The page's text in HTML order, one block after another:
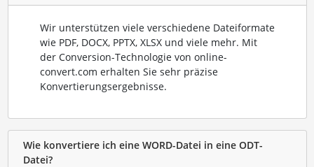
Wir unterstützen viele verschiedene Dateiformate
wie PDF, DOCX, PPTX, XLSX und viele mehr. Mit
der Conversion-Technologie von online-
convert.com erhalten Sie sehr präzise
Konvertierungsergebnisse.
Wie konvertiere ich eine WORD-Datei in eine ODT-
Datei?